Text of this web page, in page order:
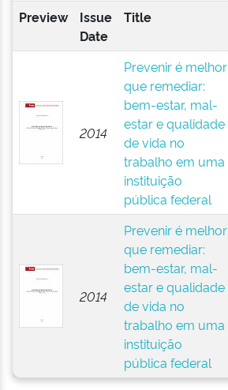
Preview
Issue
Date
Title
2014
Prevenir é melhor
que remediar:
bem-estar, mal-
estar e qualidade
de vida no
trabalho em uma
instituição
pública federal
2014
Prevenir é melhor
que remediar:
bem-estar, mal-
estar e qualidade
de vida no
trabalho em uma
instituição
pública federal